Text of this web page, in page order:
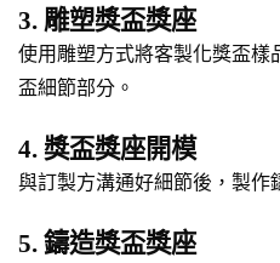
3. 雕塑獎盃獎座
使用雕塑方式將客製化獎盃
盃細節部分。
4. 獎盃獎座開模
與訂製方溝通好細節後，製作
5. 鑄造獎盃獎座